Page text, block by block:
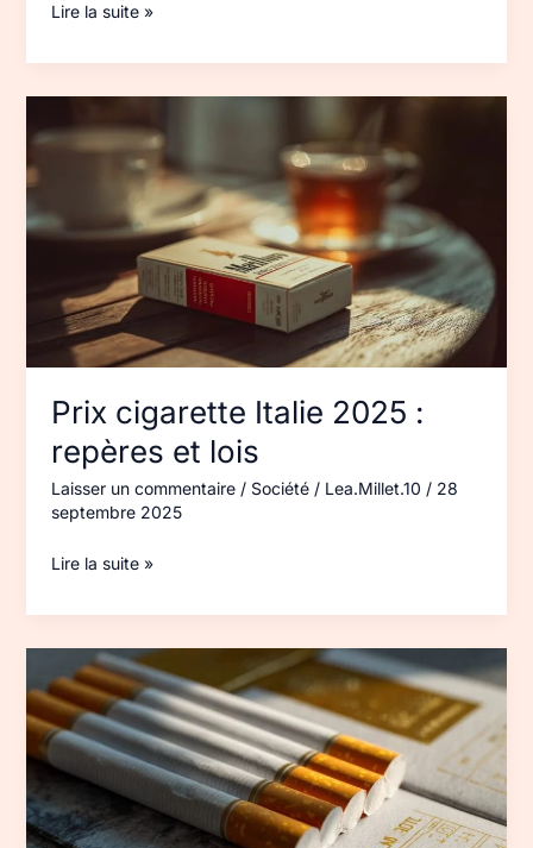
Lire la suite »
Prix cigarette Italie 2025 :
repères et lois
Laisser un commentaire / Société/ Lea.Millet.10 / 28
septembre 2025
cigarette
Italie 2025 :
et
lois
Lire la suite »
cigarette
Espagne 2025 :
marques
et
taxes